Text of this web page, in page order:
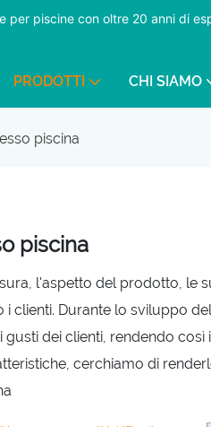
per piscine con oltre 20 anni di
PRODOTTI CHI SIAMO
piscina
piscina
l'aspetto del prodotto, le
i clienti. Durante lo sviluppo
gusti dei clienti, rendendo
cerchiamo di